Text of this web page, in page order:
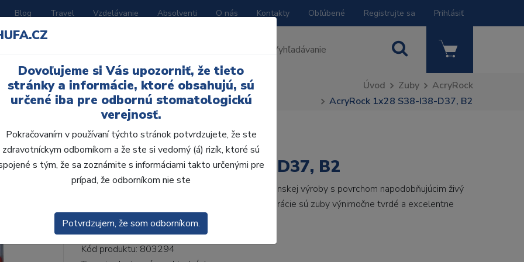
Blog Travel Vzdelávanie Absolventi O nás Kontakty Obľúbené Registrujte sa Prihlásiť
I38-D37, B2 Úvod Zuby
AcryRock
AcryRock 1x28 S38-I38-D37, B2
AcryRock 1x28 S38-I38-D37, B2
• Dvojvrstvové veľmi estetické živičné zuby talianskej výroby s povrchom napodobňujúcim živý
zub.• Vďaka použitiu špeciálnej živice novej generácie sú zuby výnimočne tvrdé a excelentne
odolávajú ab...ZOBRAZIT VÍCE
Kód produktu: 803294
Dovoľujeme si Vás upozorniť, že tieto
stránky a informácie, ktoré obsahujú, sú
určené iba pre odbornú stomatologickú
verejnosť.
Pokračovaním v používaní týchto stránok potvrdzujete, že ste
zdravotníckym odborníkom a že ste si vedomý (á) rizík, ktoré sú
s tým, že sa zoznámite s informáciami takto určenými pre
prípad, že odborníkom nie ste
Potvrdzujem, že som odborníkom.